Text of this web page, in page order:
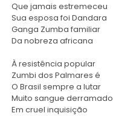
Que jamais estremeceu
Sua esposa foi Dandara
Ganga Zumba familiar
Da nobreza africana
À resistência popular
Zumbi dos Palmares é
O Brasil sempre a lutar
Muito sangue derramado
Em cruel inquisição